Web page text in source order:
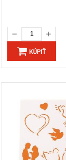
KÚPIŤ